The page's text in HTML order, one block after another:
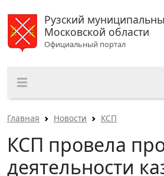
Рузский
Московской области
Официальный портал
Главная Новости КСП
КСП провела
деятельности